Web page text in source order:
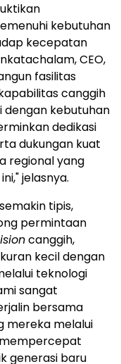
kebutuhan
kecepatan
CEO,
fasilitas
canggih
dengan kebutuhan
dedikasi
dukungan kuat
regional yang
jelasnya.
tipis,
permintaan
canggih,
kecil dengan
teknologi
sangat
bersama
mereka melalui
generasi baru